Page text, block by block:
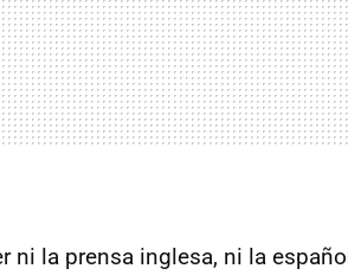
ni la prensa inglesa, ni la